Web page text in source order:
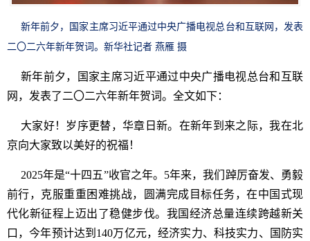
新年前夕，国家主席习近平通过中央广播电视总台和互联网，发表
二〇二六年新年贺词。新华社记者 燕雁 摄
新年前夕，国家主席习近平通过中央广播电视总台和互联
网，发表了二〇二六年新年贺词。全文如下：
大家好！岁序更替，华章日新。在新年到来之际，我在北
京向大家致以美好的祝福！
2025年是“十四五”收官之年。5年来，我们踔厉奋发、勇毅
前行，克服重重困难挑战，圆满完成目标任务，在中国式现
代化新征程上迈出了稳健步伐。我国经济总量连续跨越新关
口，今年预计达到140万亿元，经济实力、科技实力、国防实